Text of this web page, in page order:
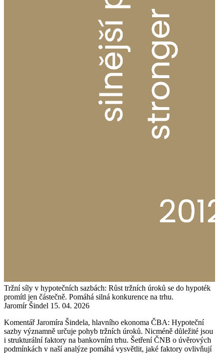
Tržní síly v hypotečních sazbách: Růst tržních úroků se do hypoték
promítl jen částečně. Pomáhá silná konkurence na trhu.
Jaromír Šindel 15. 04. 2026
Komentář Jaromíra Šindela, hlavního ekonoma ČBA: Hypoteční
sazby významně určuje pohyb tržních úroků. Nicméně důležité jsou
i strukturální faktory na bankovním trhu. Šetření ČNB o úvěrových
podmínkách v naší analýze pomáhá vysvětlit, jaké faktory ovlivňují